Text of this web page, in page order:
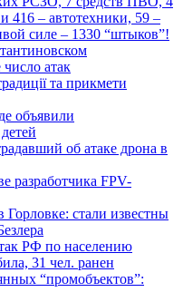
416 – автотехники, 59 –
силе – 1330 “штыков”!
атак
та прикмети
объявили
об атаке дрона в
разработчика FPV-
стали известны
РФ по населению
31 чел. ранен
“промобъектов”: